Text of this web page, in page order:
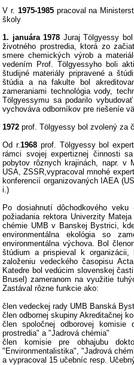
V r. 1975-1985pracoval na
školy
1. januára 1978 Juraj Tölgyessy
životného prostredia, ktorá zo
smere chemických výrob a
vedením Prof. Tölgyessyho boli
študijné materiály pripravené a
štúdia a na fakulte bol
zameraniami technológia vody,
Tölgyessymu sa podarilo
vychováva odborníkov pre riešeníe
1972 prof. Tölgyessy bol zvolený za
Od r.1968prof. Tölgyessy bol
rámci svojej expertiznej činnosti
pobytov rôznych krajinách, napr. v
USA, ZSSR,vypracoval mnohé
konferencií organizovaných IAEA
i.)
Po dosiahnutí dôchodkového
požiadania rektora Univerzity
chémie UMB v Banskej Bystrici,
environmentálna ekológia so
environmentálna výchova. Bol
štúdium a prispieval k
založeniu vedeckého časopisu
Katedre bol vedúcim slovenskej
Brusel) zameranom na využitie
Zastával rôzne funkcie ako:
člen vedeckej rady UMB Banská
člen odbornej skupiny Akreditačnej
člen spoločnej odborovej komisie
prostredia" a "Jadrová chémia"
člen komisie pre obhajubu
"Environmentalistika", "Jadrová
a vypracoval 15 učebníc resp.